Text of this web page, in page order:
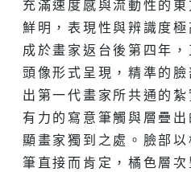
充滿速度感與流動性的
鮮明，表現性與辨識度
成於畫家返台後第四年
頭像形式呈現，精準的
出第一代畫家所共通的
有力的寫意筆觸與層疊
顯畫家獨到之處。臉部
筆直接而肯定，橘色層